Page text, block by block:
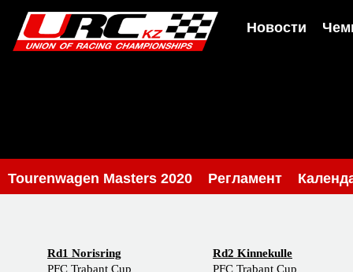
Новости